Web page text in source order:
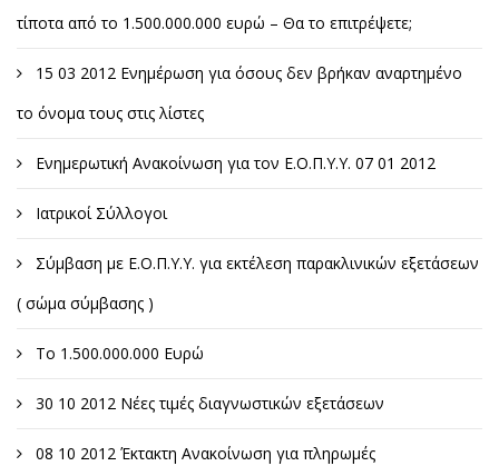
τίποτα από το 1.500.000.000 ευρώ – Θα το επιτρέψετε;
15 03 2012 Ενημέρωση για όσους δεν βρήκαν αναρτημένο
το όνομα τους στις λίστες
Ενημερωτική Ανακοίνωση για τον Ε.Ο.Π.Υ.Υ. 07 01 2012
Ιατρικοί Σύλλογοι
Σύμβαση με Ε.Ο.Π.Υ.Υ. για εκτέλεση παρακλινικών εξετάσεων
( σώμα σύμβασης )
Το 1.500.000.000 Ευρώ
30 10 2012 Νέες τιμές διαγνωστικών εξετάσεων
08 10 2012 Έκτακτη Ανακοίνωση για πληρωμές